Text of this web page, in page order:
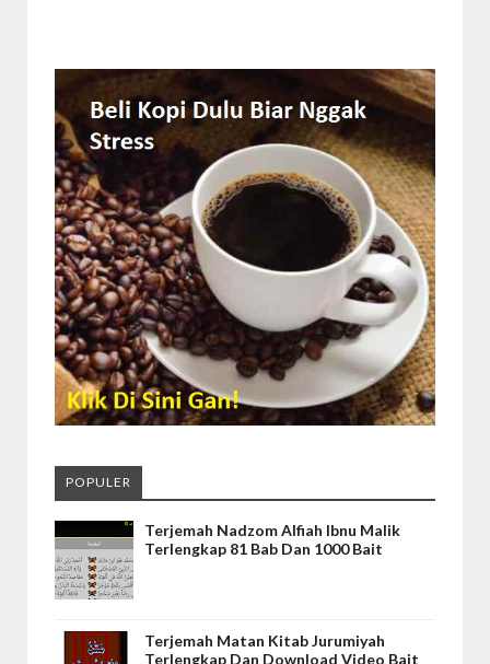
POPULER
Terjemah Nadzom Alfiah Ibnu Malik
Terlengkap 81 Bab Dan 1000 Bait
Terjemah Matan Kitab Jurumiyah
Terlengkap Dan Download Video Bait